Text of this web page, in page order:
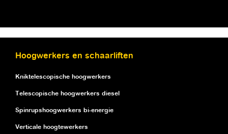
Hoogwerkers en schaarliften
Kniktelescopische hoogwerkers
Telescopische hoogwerkers diesel
Spinrupshoogwerkers bi-energie
Verticale hoogtewerkers